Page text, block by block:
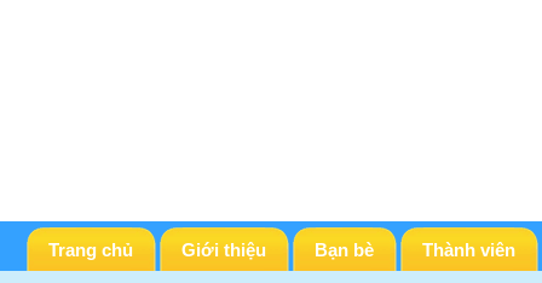
Trang chủ Giới thiệu Bạn bè Thành viên